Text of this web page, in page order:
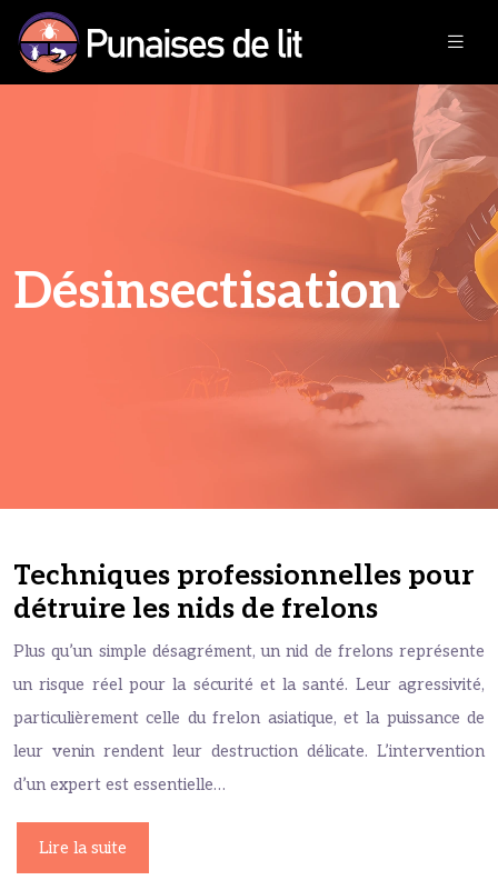
Désinsectisation
Techniques professionnelles pour
détruire les nids de frelons
Plus qu’un simple désagrément, un nid de frelons représente
un risque réel pour la sécurité et la santé. Leur agressivité,
particulièrement celle du frelon asiatique, et la puissance de
leur venin rendent leur destruction délicate. L’intervention
d’un expert est essentielle…
Lire la suite